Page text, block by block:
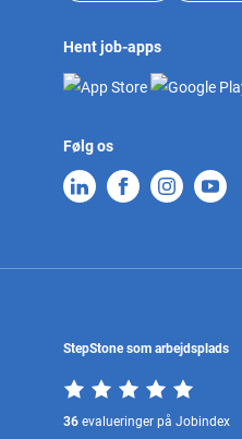
Hent job-apps
Følg os
StepStone som arbejdsplads
36 evalueringer på Jobindex